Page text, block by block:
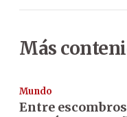
Más
Mundo
Entre